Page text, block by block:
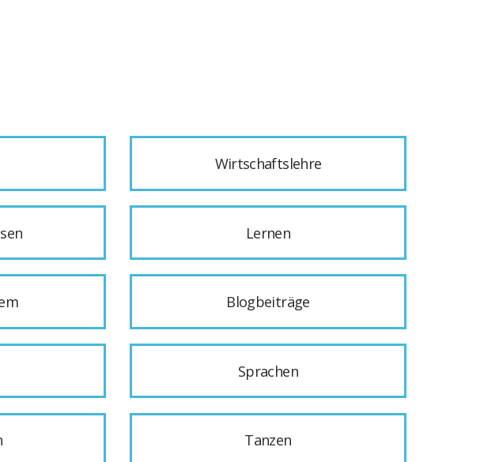
Wirtschaftslehre
Lernen
Blogbeiträge
Sprachen
Tanzen